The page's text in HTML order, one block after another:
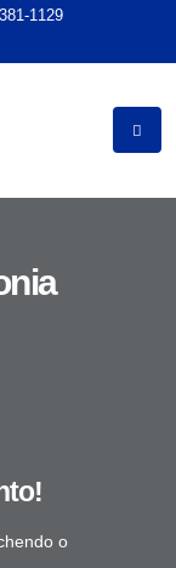
1129
o